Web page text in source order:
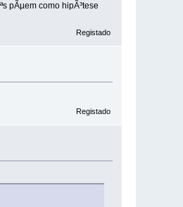
pÃµem como hipÃ³tese
Registado
Registado